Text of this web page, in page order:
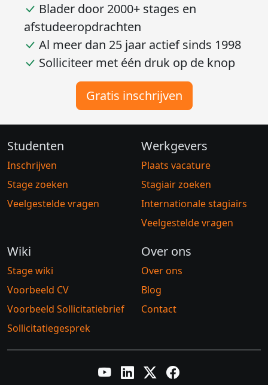
Blader door 2000+ stages en
afstudeeropdrachten
Al meer dan 25 jaar actief sinds 1998
Solliciteer met één druk op de knop
Gratis inschrijven
Studenten
Inschrijven
Stage zoeken
Veelgestelde vragen
Werkgevers
Plaats vacature
Stagiair zoeken
Internationale stagiairs
Veelgestelde vragen
Wiki
Stage wiki
Voorbeeld CV
Voorbeeld Sollicitatiebrief
Sollicitatiegesprek
Over ons
Over ons
Blog
Contact
YouTubeLinkedInTwitter XFacebook